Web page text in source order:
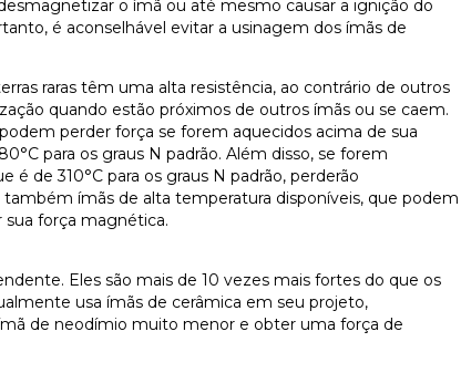
o ímã ou até mesmo causar a ignição do
é aconselhável evitar a usinagem dos ímãs de
raras têm uma alta resistência, ao contrário de outros
quando estão próximos de outros ímãs ou se caem.
perder força se forem aquecidos acima de sua
para os graus N padrão. Além disso, se forem
é de 310°C para os graus N padrão, perderão
ímãs de alta temperatura disponíveis, que podem
força magnética.
Eles são mais de 10 vezes mais fortes do que os
usa ímãs de cerâmica em seu projeto,
de neodímio muito menor e obter uma força de